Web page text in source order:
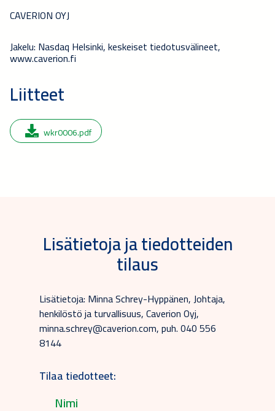
CAVERION OYJ
Jakelu: Nasdaq Helsinki, keskeiset tiedotusvälineet,
www.caverion.fi
Liitteet
wkr0006.pdf
Lisätietoja ja tiedotteiden
tilaus
Lisätietoja: Minna Schrey-Hyppänen, Johtaja,
henkilöstö ja turvallisuus, Caverion Oyj,
minna.schrey@caverion.com, puh. 040 556
8144
Tilaa tiedotteet: